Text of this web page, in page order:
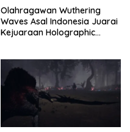
Olahragawan Wuthering
Waves Asal Indonesia Juarai
Kejuaraan Holographic